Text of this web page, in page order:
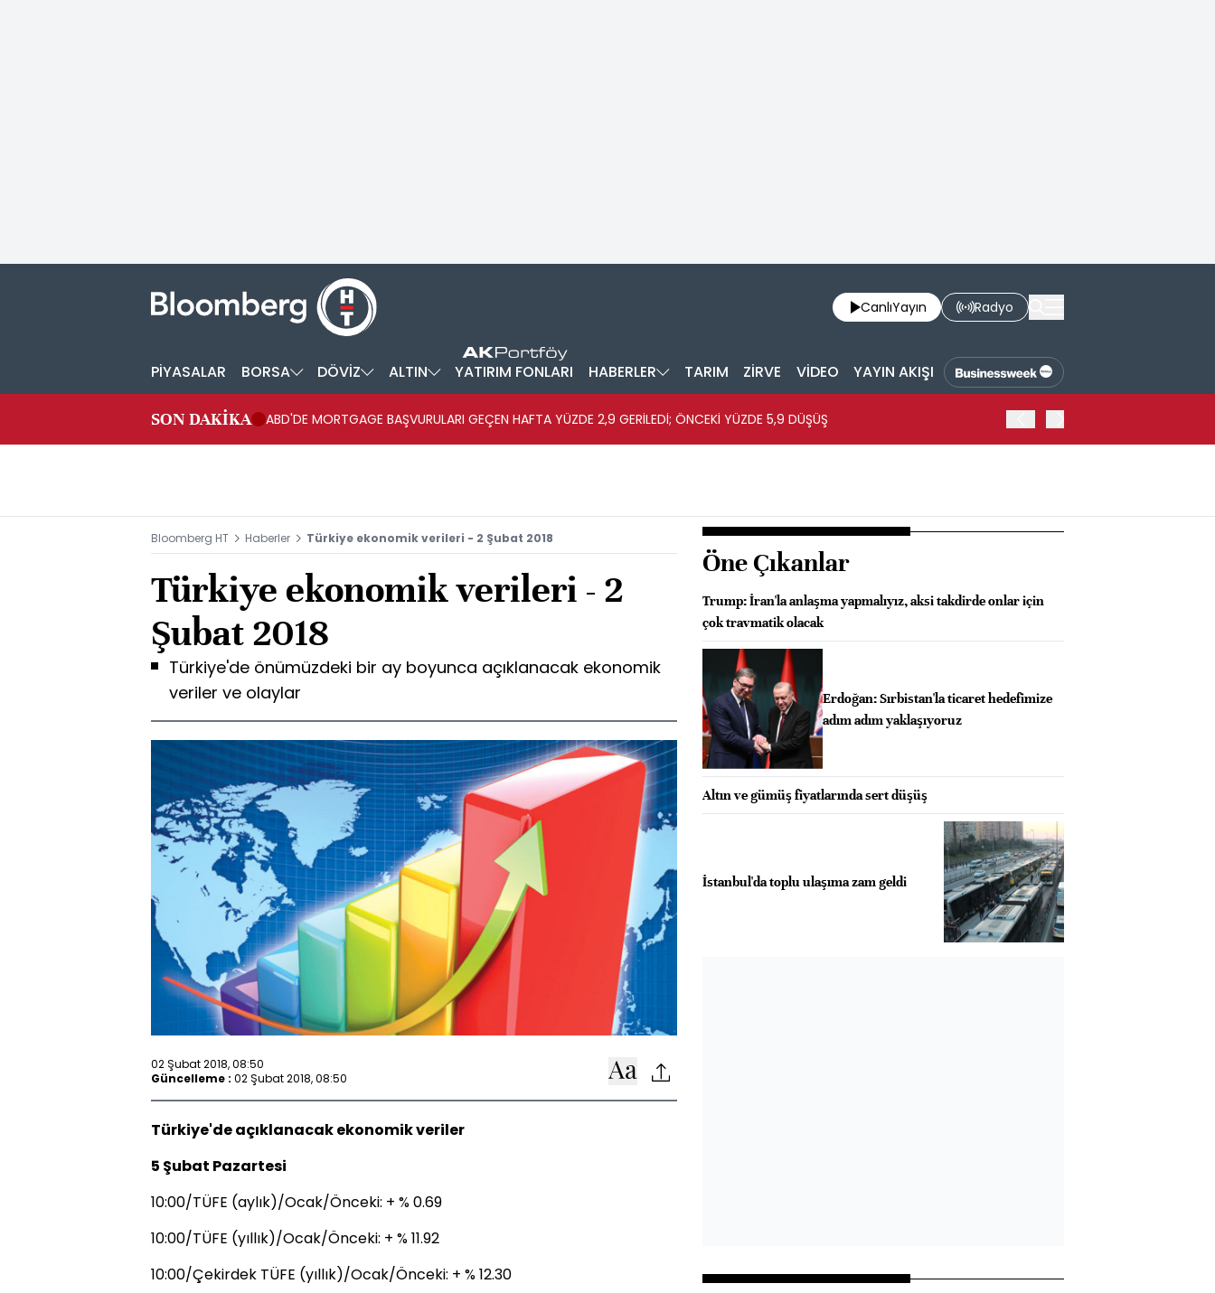
CanlıYayın Radyo
PİYASALAR BORSA DÖVİZ ALTIN YATIRIM FONLARI HABERLER TARIM ZİRVE VİDEO YAYIN AKIŞI
SON DAKİKA ABD'DE MORTGAGE BAŞVURULARI GEÇEN HAFTA YÜZDE 2,9 GERİLEDİ; ÖNCEKİ YÜZDE 5,9 DÜŞÜŞ
Bloomberg HT Haberler Türkiye ekonomik verileri - 2 Şubat 2018
Türkiye ekonomik verileri - 2
Şubat 2018
Türkiye'de önümüzdeki bir ay boyunca açıklanacak ekonomik
veriler ve olaylar
02 Şubat 2018, 08:50
Güncelleme : 02 Şubat 2018, 08:50
Türkiye'de açıklanacak ekonomik veriler
5 Şubat Pazartesi
10:00/TÜFE (aylık)/Ocak/Önceki: + % 0.69
10:00/TÜFE (yıllık)/Ocak/Önceki: + % 11.92
10:00/Çekirdek TÜFE (yıllık)/Ocak/Önceki: + % 12.30
Öne Çıkanlar
Trump: İran'la anlaşma yapmalıyız, aksi takdirde onlar için
çok travmatik olacak
Erdoğan: Sırbistan'la ticaret hedefimize
adım adım yaklaşıyoruz
Altın ve gümüş fiyatlarında sert düşüş
İstanbul'da toplu ulaşıma zam geldi